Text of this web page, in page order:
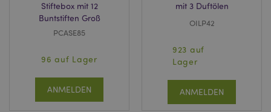
Stiftebox mit 12
Buntstiften Groß
PCASE85
96 auf Lager
ANMELDEN
mit 3 Duftölen
OILP42
923 auf
Lager
ANMELDEN